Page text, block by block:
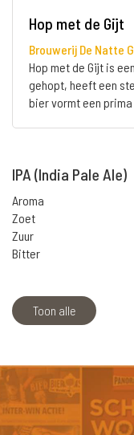
Hop met de Gijt
Brouwerij De Natte
Hop met de Gijt is
gehopt, heeft een
bier vormt een
IPA (India Pale Ale)
Aroma
Zoet
Zuur
Bitter
Toon alle